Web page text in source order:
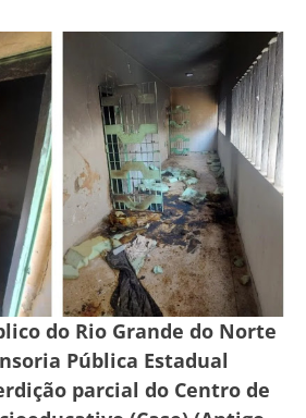
do Rio Grande do Norte
Pública Estadual
parcial do Centro de